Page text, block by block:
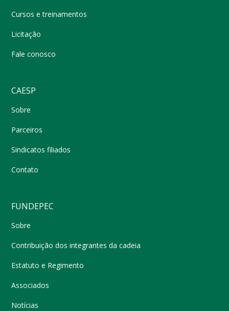
Cursos e treinamentos
Licitação
Fale conosco
CAESP
Sobre
Parceiros
Sindicatos filiados
Contato
FUNDEPEC
Sobre
Contribuição dos integrantes da cadeia
Estatuto e Regimento
Associados
Notícias